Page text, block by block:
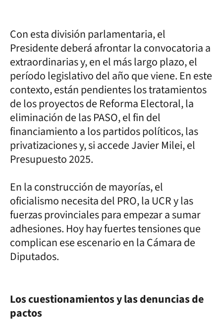
Con esta división parlamentaria, el
Presidente deberá afrontar la convocatoria a
extraordinarias y, en el más largo plazo, el
período legislativo del año que viene. En este
contexto, están pendientes los tratamientos
de los proyectos de Reforma Electoral, la
eliminación de las PASO, el fin del
financiamiento a los partidos políticos, las
privatizaciones y, si accede Javier Milei, el
Presupuesto 2025.
En la construcción de mayorías, el
oficialismo necesita del PRO, la UCR y las
fuerzas provinciales para empezar a sumar
adhesiones. Hoy hay fuertes tensiones que
complican ese escenario en la Cámara de
Diputados.
Los cuestionamientos y las denuncias de
pactos